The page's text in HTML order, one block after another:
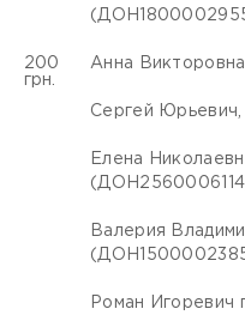
200
грн.
Анна
Сергей
Елена
Валерия
Роман Игоревич